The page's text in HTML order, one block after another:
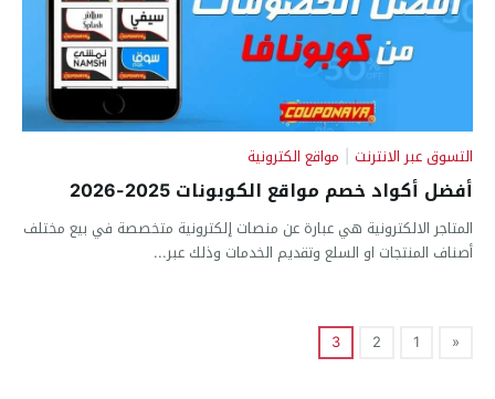
التسوق عبر الانترنت مواقع الكترونية
أفضل أكواد خصم مواقع الكوبونات 2025-2026
المتاجر الالكترونية هي عبارة عن منصات إلكترونية متخصصة في بيع مختلف
أصناف المنتجات او السلع وتقديم الخدمات وذلك عبر...
«
1
2
3